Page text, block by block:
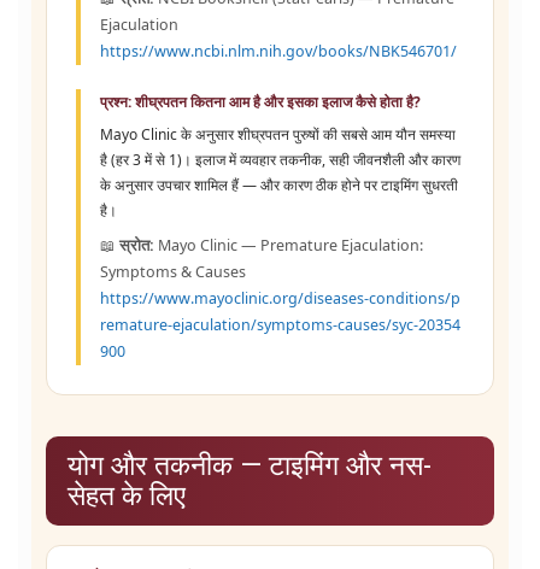
Ejaculation
https://www.ncbi.nlm.nih.gov/books/NBK546701/
प्रश्न: शीघ्रपतन कितना आम है और इसका इलाज कैसे होता है?
Mayo Clinic के अनुसार शीघ्रपतन पुरुषों की सबसे आम यौन समस्या
है (हर 3 में से 1)। इलाज में व्यवहार तकनीक, सही जीवनशैली और कारण
के अनुसार उपचार शामिल हैं — और कारण ठीक होने पर टाइमिंग सुधरती
है।
📖 स्रोत: Mayo Clinic — Premature Ejaculation:
Symptoms & Causes
https://www.mayoclinic.org/diseases-conditions/p
remature-ejaculation/symptoms-causes/syc-20354
900
योग और तकनीक — टाइमिंग और नस-
सेहत के लिए